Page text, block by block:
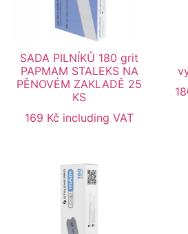
SADA PILNÍKŮ 180 grit
PAPMAM STALEKS NA
PĚNOVÉM ZAKLADĚ 25
KS
169 Kč including VAT